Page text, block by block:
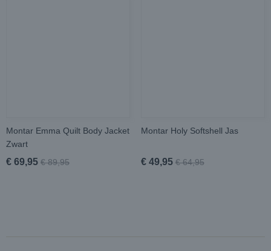
Montar Emma Quilt Body Jacket
Zwart
€ 69,95 € 89,95
Montar Holy Softshell Jas
€ 49,95 € 64,95